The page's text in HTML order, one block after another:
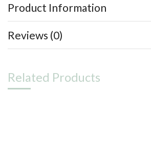
Product Information
Reviews (0)
Related Products